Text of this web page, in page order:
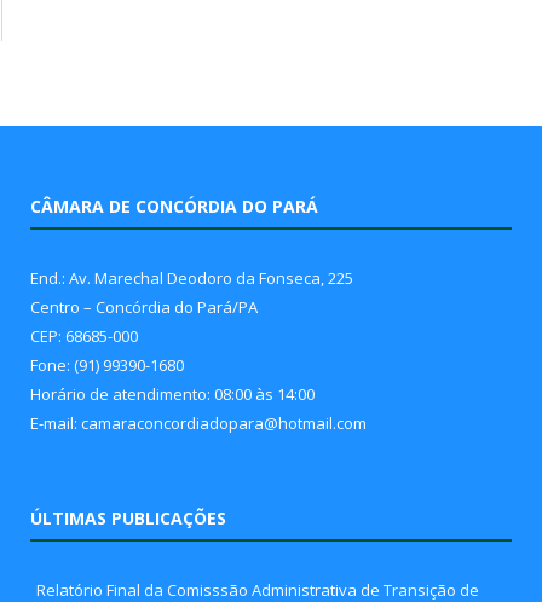
CÂMARA DE CONCÓRDIA DO PARÁ
End.: Av. Marechal Deodoro da Fonseca, 225
Centro – Concórdia do Pará/PA
CEP: 68685-000
Fone: (91) 99390-1680
Horário de atendimento: 08:00 às 14:00
E-mail: camaraconcordiadopara@hotmail.com
ÚLTIMAS PUBLICAÇÕES
Relatório Final da Comisssão Administrativa de Transição de